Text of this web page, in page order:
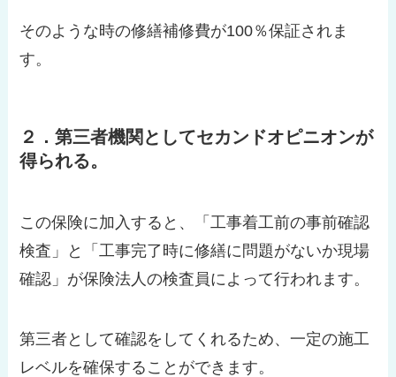
そのような時の修繕補修費が100％保証されま
す。
２．第三者機関としてセカンドオピニオンが
得られる。
この保険に加入すると、「工事着工前の事前確認
検査」と「工事完了時に修繕に問題がないか現場
確認」が保険法人の検査員によって行われます。
第三者として確認をしてくれるため、一定の施工
レベルを確保することができます。